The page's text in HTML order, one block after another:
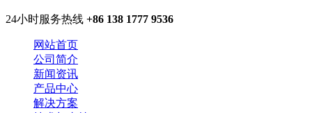
24小时服务热线 +86 138 1777 9536
网站首页
公司简介
新闻资讯
产品中心
解决方案